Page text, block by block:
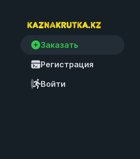
Заказать
Регистрация
Войти